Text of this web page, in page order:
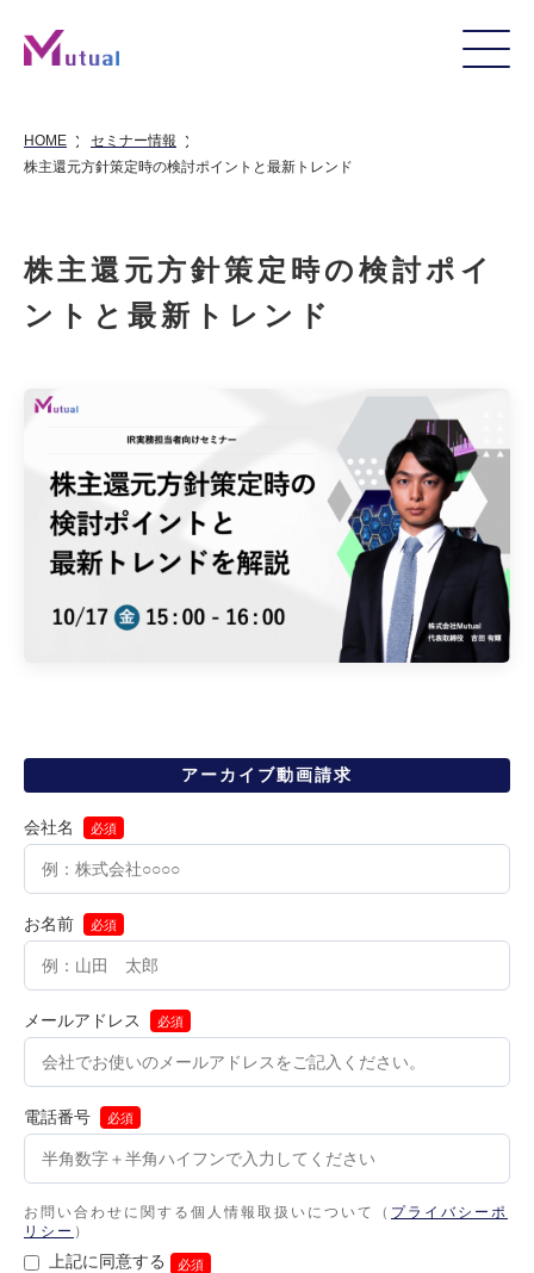
HOME
セミナー情報
株主還元方針策定時の検討ポイントと最新トレンド
株主還元方針策定時の検討ポイ
ントと最新トレンド
アーカイブ動画請求
会社名 必須
お名前 必須
メールアドレス 必須
電話番号 必須
お問い合わせに関する個人情報取扱いについて（ プライバシーポ
リシー ）
上記に同意する 必須